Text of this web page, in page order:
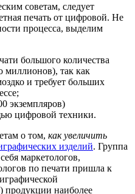
советам, следует
печать от цифровой. Не
процесса, выделим
большого количества
миллионов), так как
и требует больших
экземпляров)
цифровой техники.
о том, как увеличить
изделий. Группа
маркетологов,
по печати пришла к
наиболее